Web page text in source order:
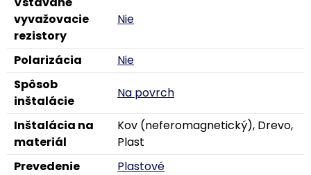
vyvažovacie
rezistory
Nie
Polarizácia
Nie
Spôsob
inštalácie
Na povrch
Inštalácia na
materiál
Kov (neferomagnetický), Drevo,
Plast
Prevedenie
Plastové